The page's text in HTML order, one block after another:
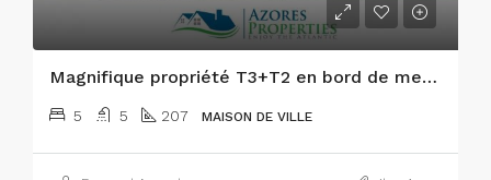
Magnifique propriété T3+T2 en bord de mer avec jardin et vue sur l’océan sur l’île de Faial !
5 5 207 MAISON DE VILLE